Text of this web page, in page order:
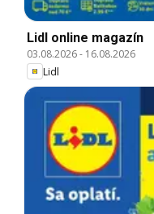
Lidl online magazín
03.08.2026- 16.08.2026
Lidl